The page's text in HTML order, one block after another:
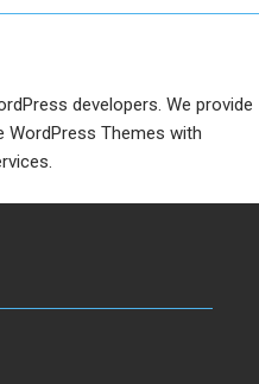
developers. We provide
WordPress Themes with